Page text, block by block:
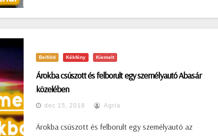
Belföld Kékfény Kiemelt
Árokba csúszott és felborult egy személyautó Abasár
közelében
dec 15, 2018 Agria
Árokba csúszott és felborult egy személyautó az